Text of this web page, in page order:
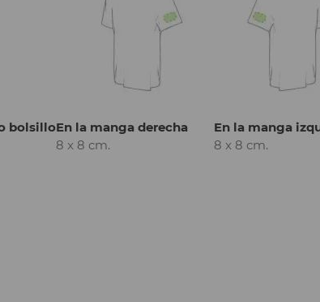
bolsilloEn la manga derecha
8 x 8 cm.
En la manga
8 x 8 cm.